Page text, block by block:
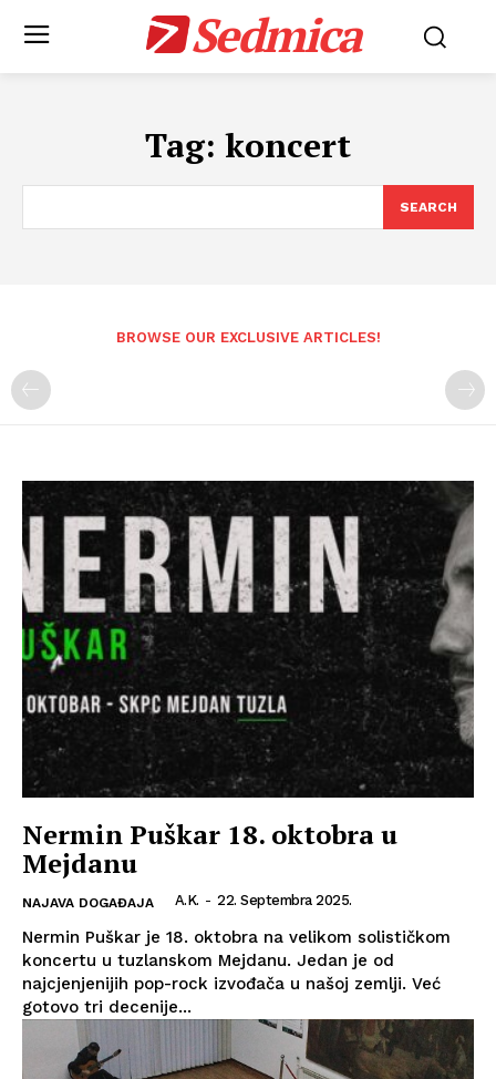
Sedmica
Tag: koncert
SEARCH
BROWSE OUR EXCLUSIVE ARTICLES!
Nermin Puškar 18. oktobra u
Mejdanu
NAJAVA DOGAĐAJA A.K. - 22. Septembra 2025.
Nermin Puškar je 18. oktobra na velikom solističkom
koncertu u tuzlanskom Mejdanu. Jedan je od
najcjenjenijih pop-rock izvođača u našoj zemlji. Već
gotovo tri decenije...